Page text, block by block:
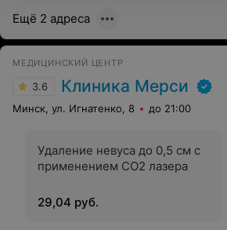
Ещё 2 адреса
МЕДИЦИНСКИЙ ЦЕНТР
3.6 Клиника Мерси
Минск, ул. Игнатенко, 8 до 21:00
Удаление невуса до 0,5 см с
применением СО2 лазера
29,04 руб.